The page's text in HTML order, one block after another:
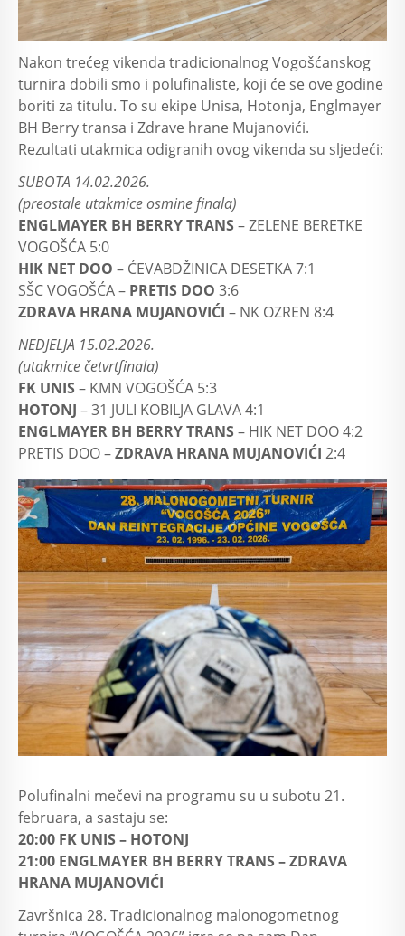
Nakon trećeg vikenda tradicionalnog Vogošćanskog
turnira dobili smo i polufinaliste, koji će se ove godine
boriti za titulu. To su ekipe Unisa, Hotonja, Englmayer
BH Berry transa i Zdrave hrane Mujanovići.
Rezultati utakmica odigranih ovog vikenda su sljedeći:
SUBOTA 14.02.2026.
(preostale utakmice osmine finala)
ENGLMAYER BH BERRY TRANS– ZELENE BERETKE
VOGOŠĆA 5:0
HIK NET DOO – ĆEVABDŽINICA DESETKA 7:1
SŠC VOGOŠĆA – PRETIS DOO 3:6
ZDRAVA HRANA MUJANOVIĆI – NK OZREN 8:4
NEDJELJA 15.02.2026.
(utakmice četvrtfinala)
FK UNIS– KMN VOGOŠĆA 5:3
HOTONJ – 31 JULI KOBILJA GLAVA 4:1
ENGLMAYER BH BERRY TRANS– HIK NET DOO 4:2
PRETIS DOO –ZDRAVA HRANA MUJANOVIĆI 2:4
Polufinalni mečevi na programu su u subotu 21.
februara, a sastaju se:
20:00 FK UNIS – HOTONJ
21:00 ENGLMAYER BH BERRY TRANS – ZDRAVA
HRANA MUJANOVIĆI
Završnica 28. Tradicionalnog malonogometnog